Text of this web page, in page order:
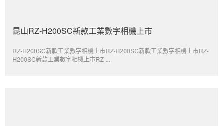
昆山RZ-H200SC新款工業數字相機上市
RZ-H200SC新款工業數字相機上市RZ-H200SC新款工業數字相機上市RZ-
H200SC新款工業數字相機上市RZ-...